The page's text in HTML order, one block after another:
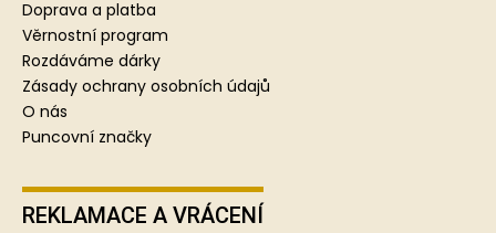
Doprava a platba
Věrnostní program
Rozdáváme dárky
Zásady ochrany osobních údajů
O nás
Puncovní značky
REKLAMACE A VRÁCENÍ